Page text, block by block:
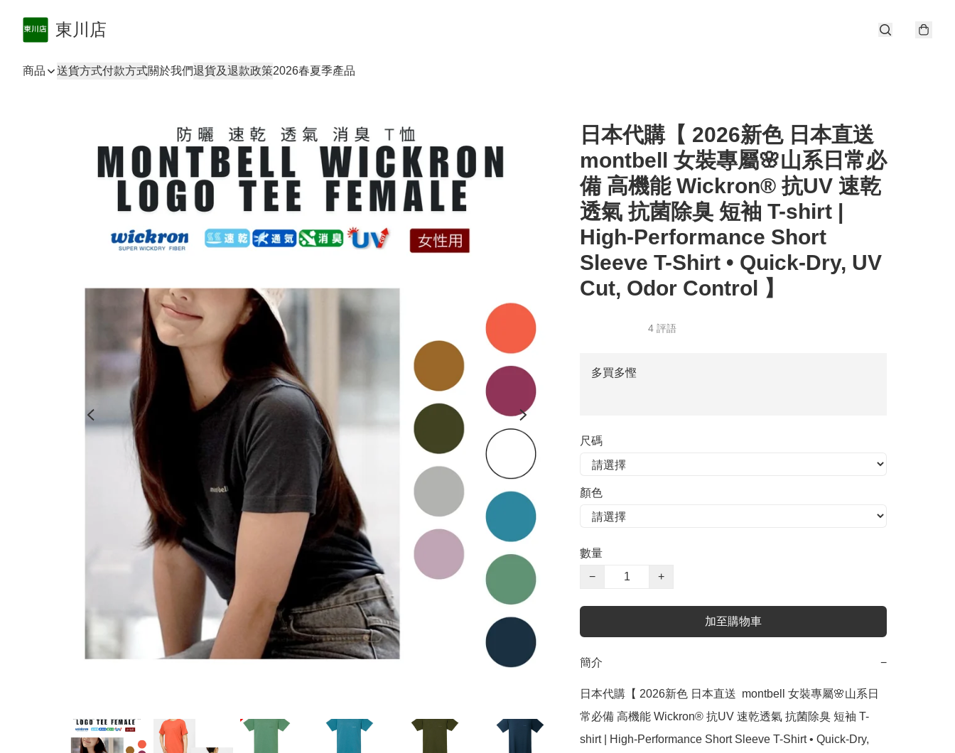
東川店
商品 送貨方式付款方式關於我們退貨及退款政策2026春夏季產品
日本代購【 2026新色 日本直送
montbell 女裝專屬🌸山系日常必
備 高機能 Wickron® 抗UV 速乾
透氣 抗菌除臭 短袖 T-shirt |
High-Performance Short
Sleeve T-Shirt • Quick-Dry, UV
Cut, Odor Control 】
4 評語
多買多慳
尺碼
顏色
數量
−
+
加至購物車
簡介 −
日本代購【 2026新色 日本直送  montbell 女裝專屬🌸山系日
常必備 高機能 Wickron® 抗UV 速乾透氣 抗菌除臭 短袖 T-
shirt | High-Performance Short Sleeve T-Shirt • Quick-Dry,